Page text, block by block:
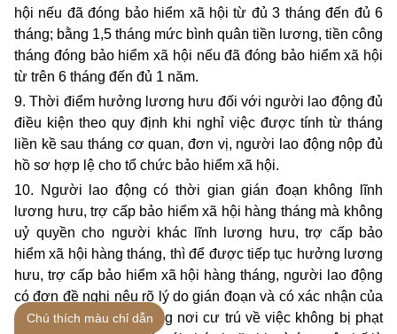
hội nếu đã đóng bảo hiểm xã hội từ đủ 3 tháng đến đủ 6
tháng; bằng 1,5 tháng mức bình quân tiền lương, tiền công
tháng đóng bảo hiểm xã hội nếu đã đóng bảo hiểm xã hội
từ trên 6 tháng đến đủ 1 năm.
9. Thời điểm hưởng lương hưu đối với người lao động đủ
điều kiện theo quy định khi nghỉ việc được tính từ tháng
liền kề sau tháng cơ quan, đơn vị, người lao động nộp đủ
hồ sơ hợp lệ cho tổ chức bảo hiểm xã hội.
10. Người lao động có thời gian gián đoạn không lĩnh
lương hưu, trợ cấp bảo hiểm xã hội hàng tháng mà không
uỷ quyền cho người khác lĩnh lương hưu, trợ cấp bảo
hiểm xã hội hàng tháng, thì để được tiếp tục hưởng lương
hưu, trợ cấp bảo hiểm xã hội hàng tháng, người lao động
có đơn đề nghị nêu rõ lý do gián đoạn và có xác nhận của
chính quyền địa phương nơi cư trú về việc không bị phạt
Chú thích màu chỉ dẫn